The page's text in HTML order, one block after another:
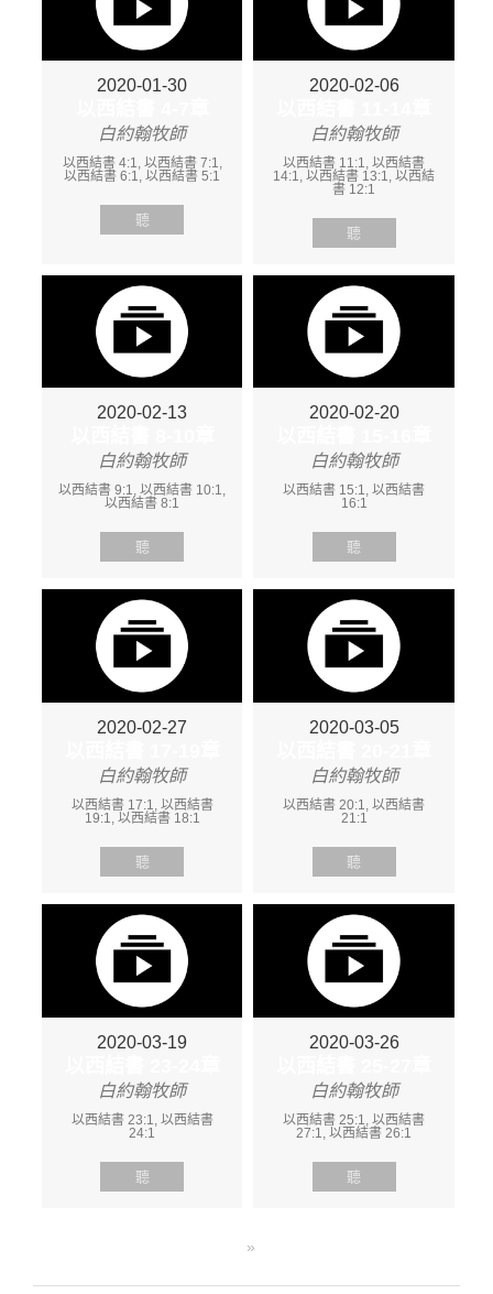
2020-01-30
白約翰牧師
以西結書 4:1, 以西結書 7:1,
以西結書 6:1, 以西結書 5:1
聽
2020-02-06
白約翰牧師
以西結書 11:1, 以西結書
14:1, 以西結書 13:1, 以西結
書 12:1
聽
2020-02-13
白約翰牧師
以西結書 9:1, 以西結書 10:1,
以西結書 8:1
聽
2020-02-20
白約翰牧師
以西結書 15:1, 以西結書
16:1
聽
2020-02-27
白約翰牧師
以西結書 17:1, 以西結書
19:1, 以西結書 18:1
聽
2020-03-05
白約翰牧師
以西結書 20:1, 以西結書
21:1
聽
2020-03-19
白約翰牧師
以西結書 23:1, 以西結書
24:1
聽
2020-03-26
白約翰牧師
以西結書 25:1, 以西結書
27:1, 以西結書 26:1
聽
»